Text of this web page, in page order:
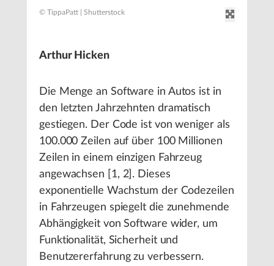
© TippaPatt | Shutterstock
Arthur Hicken
Die Menge an Software in Autos ist in
den letzten Jahrzehnten dramatisch
gestiegen. Der Code ist von weniger als
100.000 Zeilen auf über 100 Millionen
Zeilen in einem einzigen Fahrzeug
angewachsen [1, 2]. Dieses
exponentielle Wachstum der Codezeilen
in Fahrzeugen spiegelt die zunehmende
Abhängigkeit von Software wider, um
Funktionalität, Sicherheit und
Benutzererfahrung zu verbessern.